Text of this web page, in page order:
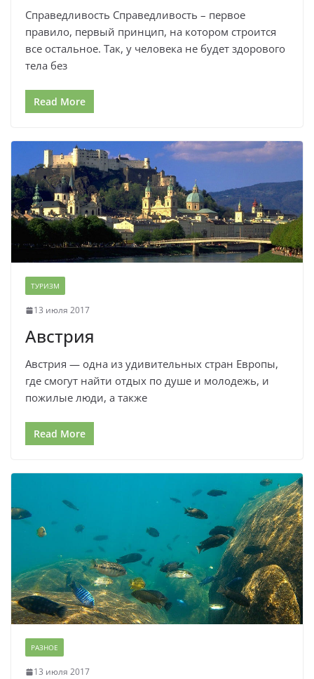
Справедливость Справедливость – первое
правило, первый принцип, на котором строится
все остальное. Так, у человека не будет здорового
тела без
Read More
ТУРИЗМ
13 июля 2017
Австрия
Австрия — одна из удивительных стран Европы,
где смогут найти отдых по душе и молодежь, и
пожилые люди, а также
Read More
РАЗНОЕ
13 июля 2017